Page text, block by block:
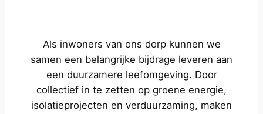
Als inwoners van ons dorp kunnen we
samen een belangrijke bijdrage leveren aan
een duurzamere leefomgeving. Door
collectief in te zetten op groene energie,
isolatieprojecten en verduurzaming, maken